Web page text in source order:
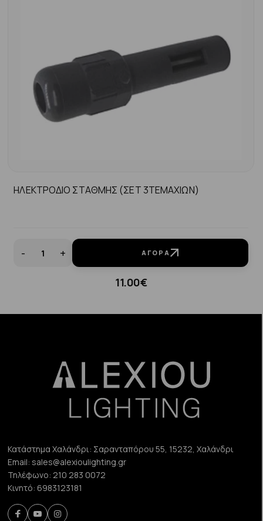
ΗΛΕΚΤΡΟΔΙΟ ΣΤΑΘΜΗΣ (ΣΕΤ 3ΤΕΜΑΧΙΩΝ)
- + ΑΓΟΡΆ
11.00€
Κατάστημα Χαλάνδρι: Σαρανταπόρου 55, 15232, Χαλάνδρι
Email: sales@alexioulighting.gr
Τηλέφωνο: 210 283 0072
Κινητό: 6983123181